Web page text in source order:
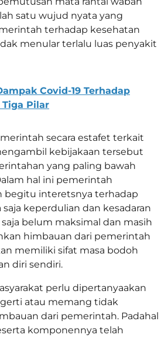
satu wujud nyata yang
terhadap kesehatan
menular terlalu luas penyakit
Covid-19 Terhadap
Pilar
secara estafet terkait
kebijakaan tersebut
yang paling bawah
hal ini pemerintah
begitu interetsnya terhadap
saja keperdulian dan kesadaran
belum maksimal dan masih
himbauan dari pemerintah
memiliki sifat masa bodoh
diri sendiri.
perlu dipertanyaakan
atau memang tidak
dari pemerintah. Padahal
komponennya telah